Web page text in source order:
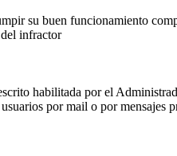
su buen funcionamiento
infractor
habilitada por el
por mail o por